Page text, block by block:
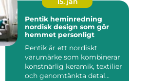
Pentik heminredning
nordisk design som gör
hemmet personligt
Pentik är ett nordiskt
varumärke som kombinerar
konstnärlig keramik, textilier
och genomtänkta detal...